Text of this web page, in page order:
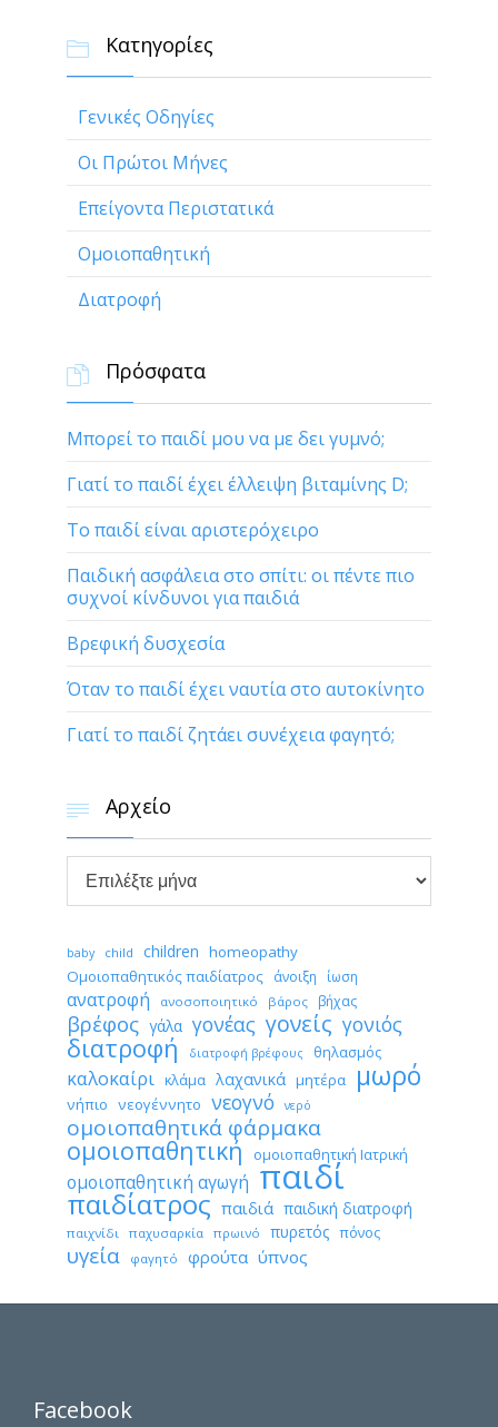
 Κατηγορίες
Γενικές Οδηγίες
Οι Πρώτοι Μήνες
Επείγοντα Περιστατικά
Ομοιοπαθητική
Διατροφή
 Πρόσφατα
Μπορεί το παιδί μου να με δει γυμνό;
Γιατί το παιδί έχει έλλειψη βιταμίνης D;
Το παιδί είναι αριστερόχειρο
Παιδική ασφάλεια στο σπίτι: οι πέντε πιο
συχνοί κίνδυνοι για παιδιά
Βρεφική δυσχεσία
Όταν το παιδί έχει ναυτία στο αυτοκίνητο
Γιατί το παιδί ζητάει συνέχεια φαγητό;
 Αρχείο
Αρχείο
baby child children homeopathy
Ομοιοπαθητικός παιδίατρος άνοιξη ίωση
ανατροφή ανοσοποιητικό βάρος βήχας
βρέφος γάλα γονέας γονείς γονιός
διατροφή διατροφή βρέφους θηλασμός
καλοκαίρι κλάμα λαχανικά μητέρα μωρό
νήπιο νεογέννητο νεογνό νερό
ομοιοπαθητικά φάρμακα
ομοιοπαθητική ομοιοπαθητική Ιατρική
ομοιοπαθητική αγωγή παιδί
παιδίατρος παιδιά παιδική διατροφή
παιχνίδι παχυσαρκία πρωινό πυρετός πόνος
υγεία φαγητό φρούτα ύπνος
Facebook